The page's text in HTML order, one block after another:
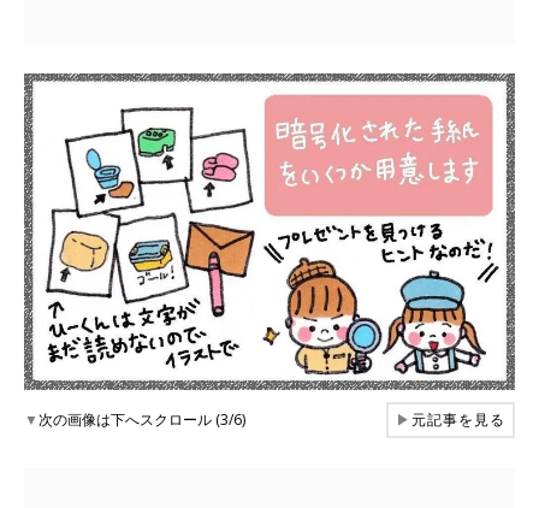
▼次の画像は下へスクロール (3/6) ▶元記事を見る